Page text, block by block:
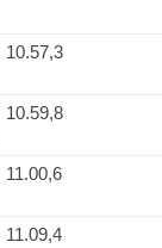
10.57,3
10.59,8
11.00,6
11.09,4